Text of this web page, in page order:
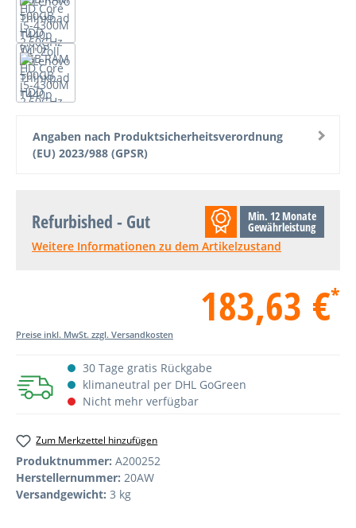
Angaben nach Produktsicherheitsverordnung
(EU) 2023/988 (GPSR)
Refurbished - Gut Min. 12 Monate
Gewährleistung
Weitere Informationen zu dem Artikelzustand
183,63 €*
Preise inkl. MwSt. zzgl. Versandkosten
30 Tage gratis Rückgabe
klimaneutral per DHL GoGreen
Nicht mehr verfügbar
Zum Merkzettel hinzufügen
Produktnummer: A200252
Herstellernummer: 20AW
Versandgewicht: 3 kg